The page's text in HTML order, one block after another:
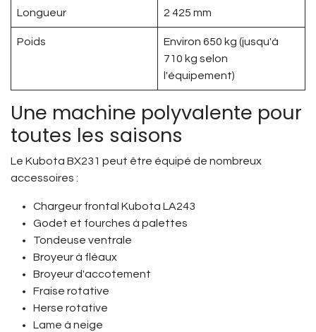
Longueur 2 425 mm
Poids
Environ 650 kg (jusqu'à
710 kg selon
l'équipement)
Une machine polyvalente pour
toutes les saisons
Le Kubota BX231 peut être équipé de nombreux
accessoires :
Chargeur frontal Kubota LA243
Godet et fourches à palettes
Tondeuse ventrale
Broyeur à fléaux
Broyeur d'accotement
Fraise rotative
Herse rotative
Lame à neige